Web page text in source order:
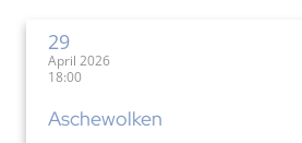
29
April 2026
18:00
Aschewolken